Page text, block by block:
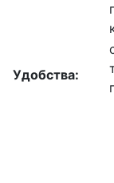
Удобства: